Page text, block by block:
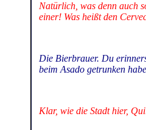
Natürlich, was denn auch
einer! Was heißt den
Die Bierbrauer. Du
beim Asado getrunken
Klar, wie die Stadt hier,